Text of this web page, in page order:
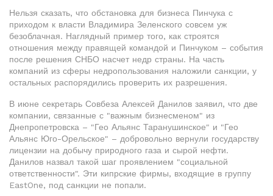
Нельзя сказать, что обстановка для бизнеса Пинчука с
приходом к власти Владимира Зеленского совсем уж
безоблачная. Наглядный пример того, как строятся
отношения между правящей командой и Пинчуком – события
после решения СНБО насчет недр страны. На часть
компаний из сферы недропользования наложили санкции, у
остальных распорядились проверить их разрешения.
В июне секретарь Совбеза Алексей Данилов заявил, что две
компании, связанные с "важным бизнесменом" из
Днепропетровска – "Гео Альянс Таранушинское" и "Гео
Альянс Юго-Орельское" – добровольно вернули государству
лицензии на добычу природного газа и сырой нефти.
Данилов назвал такой шаг проявлением "социальной
ответственности". Эти кипрские фирмы, входящие в группу
EastOne, под санкции не попали.